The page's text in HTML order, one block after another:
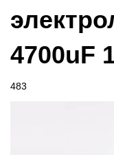
4700uF
483